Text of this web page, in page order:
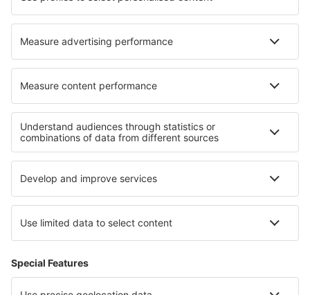
Cazare în Llagostera
Cele mai bune locuri de cazare - regiuni
Cazare in Ore Mountains Cazare in Bavaria
Cazare in Franconian Switzerland Cazare on North Sea Coast
Cazare in Saxonia-Anhalt Cazare in Florida Coast
Cazare in Val di Fassa
Cazare in Indiana Dunes National Lakeshore